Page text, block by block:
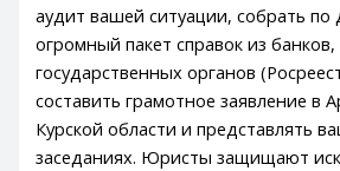
аудит вашей ситуации, собрать по
огромный пакет справок из
государственных органов
составить грамотное заявление в
Курской области и представлять
заседаниях. Юристы защищают